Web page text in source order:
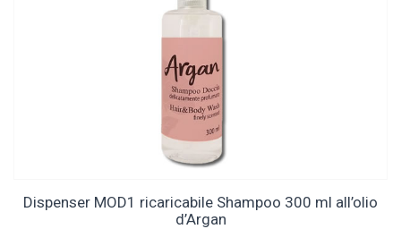
Dispenser MOD1 ricaricabile Shampoo 300 ml all’olio
d’Argan